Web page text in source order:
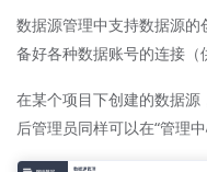
数据源管理中支持数据源
备好各种数据账号的连接（
在某个项目下创建的数据
后管理员同样可以在“管理